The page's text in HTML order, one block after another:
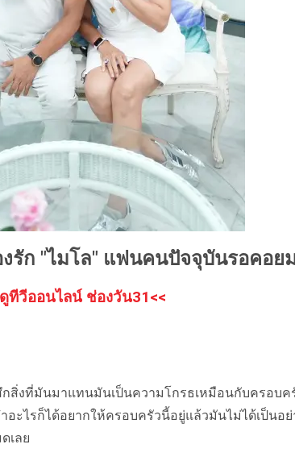
รัก "ไมโล" แฟนคนปัจจุบันรอคอย
ทีวีออนไลน์ ช่องวัน31<<
กสิ่งที่มันมาแทนมันเป็นความโกรธเหมือนกับครอบ
ะไรก็ได้อยากให้ครอบครัวนี้อยู่แล้วมันไม่ได้เป็นอย่
เลย